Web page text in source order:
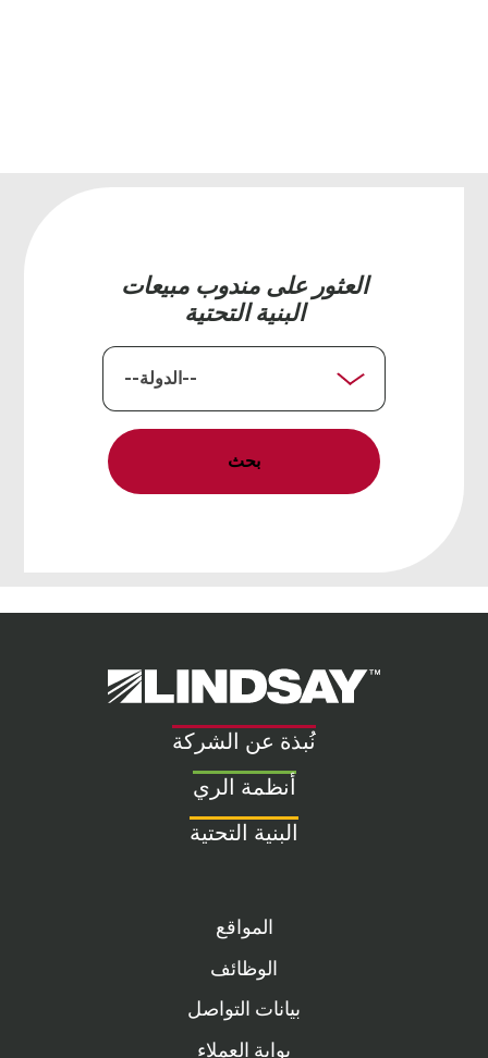
العثور على مندوب مبيعات
البنية التحتية
الدولة
بحث
Lindsay.
Link
homepage
نُبذة عن الشركة
أنظمة الري
البنية التحتية
المواقع
الوظائف
بيانات التواصل
بوابة العملاء